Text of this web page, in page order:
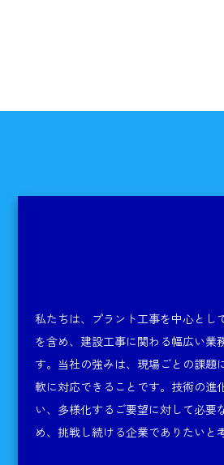
私たちは、プラント工事を中心とし
を含め、建設工事に関わる幅広い業
す。当社の強みは、現場ごとの課題
軟に対応できることです。技術の進
い、多様化するご要望に対して必要
め、挑戦し続ける企業でありたいと